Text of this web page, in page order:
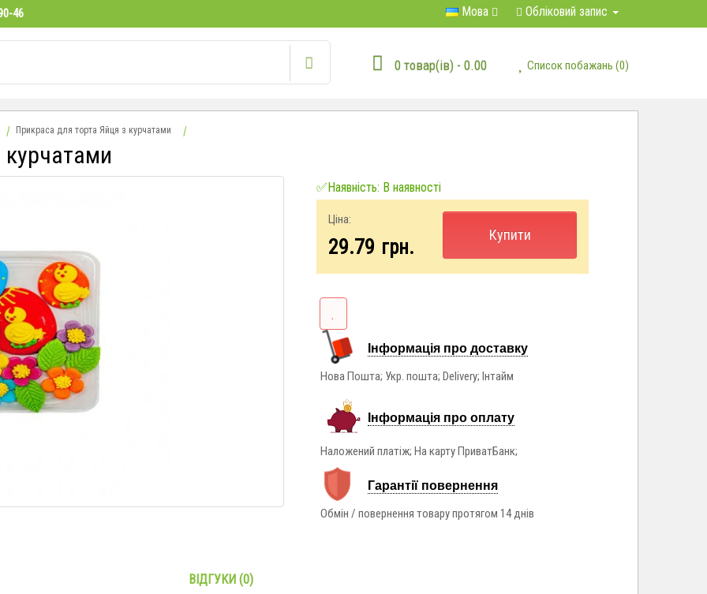
46 Мова Обліковий запис
0 товар(ів) - 0.00 Список побажань (0)
Прикраса для торта Яйця з курчатами
✅Наявність: В наявності
Ціна:
29.79 грн.
Купити
Інформація про доставку
Нова Пошта; Укр. пошта; Delivery; Інтайм
Інформація про оплату
Наложений платіж; На карту ПриватБанк;
Гарантії повернення
Обмін / повернення товару протягом 14 днів
ВІДГУКИ (0)